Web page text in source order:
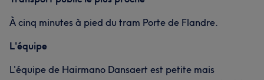
À cinq minutes à pied du tram Porte de Flandre.
L'équipe
L'équipe de Hairmano Dansaert est petite mais